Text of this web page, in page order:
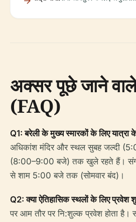
अक्सर पूछे जाने
(FAQ)
Q1: बरेली के मुख्य स्मारकों के लिए यात्रा
अधिकांश मंदिर और स्थल सुबह जल्दी
(8:00–9:00 बजे) तक खुले रहते हैं।
से शाम 5:00 बजे तक (सोमवार बंद)।
Q2: क्या ऐतिहासिक स्थलों के लिए प्रवेश
पर आम तौर पर नि:शुल्क प्रवेश होता है।